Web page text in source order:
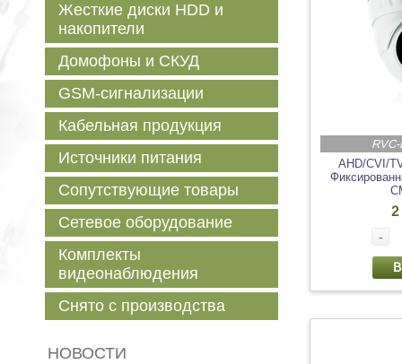
AHD/CVI/
2
-
Жесткие диски HDD и
накопители
Домофоны и СКУД
GSM-сигнализации
Кабельная продукция
Источники питания
Сопутствующие товары
Сетевое оборудование
Комплекты
видеонаблюдения
Снято с производства
НОВОСТИ